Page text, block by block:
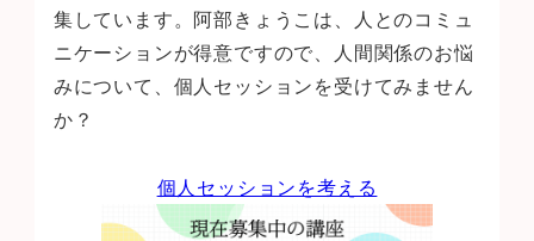
集しています。阿部きょうこは、人とのコミュ
ニケーションが得意ですので、人間関係のお悩
みについて、個人セッションを受けてみません
か？
個人セッションを考える